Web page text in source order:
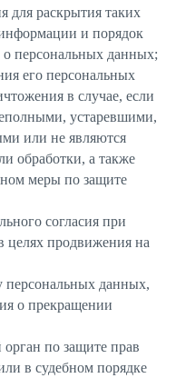
для раскрытия таких
и порядок
о персональных данных;
его персональных
в случае, если
устаревшими,
или не являются
обработки, а также
меры по защите
согласия при
целях продвижения на
персональных данных,
о прекращении
по защите прав
в судебном порядке